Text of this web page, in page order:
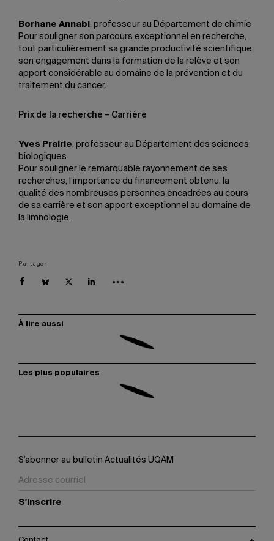
Borhane Annabi , professeur au Département de chimie
Pour souligner son parcours exceptionnel en recherche,
tout particulièrement sa grande productivité scientifique,
son engagement dans la formation de la relève et son
apport considérable au domaine de la prévention et du
traitement du cancer.
Prix de la recherche – Carrière
Yves Prairie, professeur au Département des sciences
biologiques
Pour souligner le remarquable rayonnement de ses
recherches, l’importance du financement obtenu, la
qualité des nombreuses personnes encadrées au cours
de sa carrière et son apport exceptionnel au domaine de
la limnologie.
Partager
À lire aussi
Les plus populaires
S’abonner au bulletin Actualités UQAM
S'inscrire